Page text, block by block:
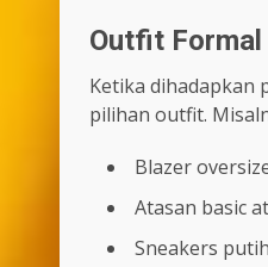
Outfit Formal
Ketika dihadapkan
pilihan outfit.
Blazer
Atasan basic
Sneakers